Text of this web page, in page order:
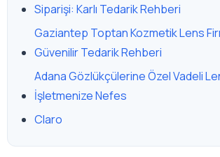
Siparişi: Karlı Tedarik Rehberi
Gaziantep Toptan Kozmetik Lens
Güvenilir Tedarik Rehberi
Adana Gözlükçülerine Özel Vadeli
İşletmenize Nefes
Claro